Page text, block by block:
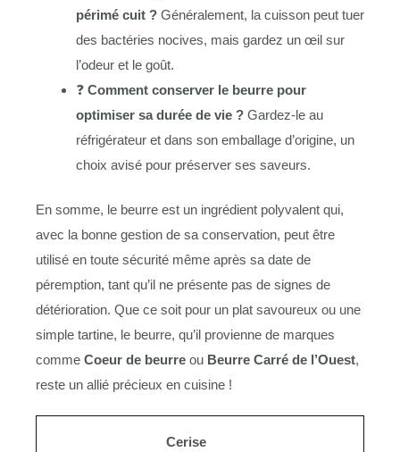
périmé cuit ? Généralement, la cuisson peut tuer
des bactéries nocives, mais gardez un œil sur
l’odeur et le goût.
❓ Comment conserver le beurre pour
optimiser sa durée de vie ? Gardez-le au
réfrigérateur et dans son emballage d’origine, un
choix avisé pour préserver ses saveurs.
En somme, le beurre est un ingrédient polyvalent qui,
avec la bonne gestion de sa conservation, peut être
utilisé en toute sécurité même après sa date de
péremption, tant qu’il ne présente pas de signes de
détérioration. Que ce soit pour un plat savoureux ou une
simple tartine, le beurre, qu’il provienne de marques
comme Coeur de beurre ou Beurre Carré de l’Ouest,
reste un allié précieux en cuisine !
Cerise